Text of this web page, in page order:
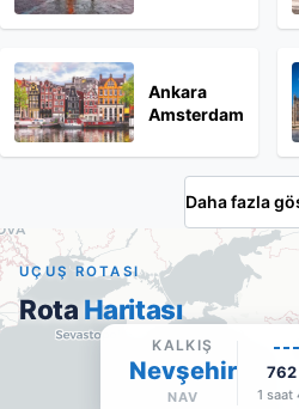
Ankara
Amsterdam
Daha fazla
UÇUŞ ROTASI
Rota Haritası
KALKIŞ
Nevşehir
NAV
762
1 saat